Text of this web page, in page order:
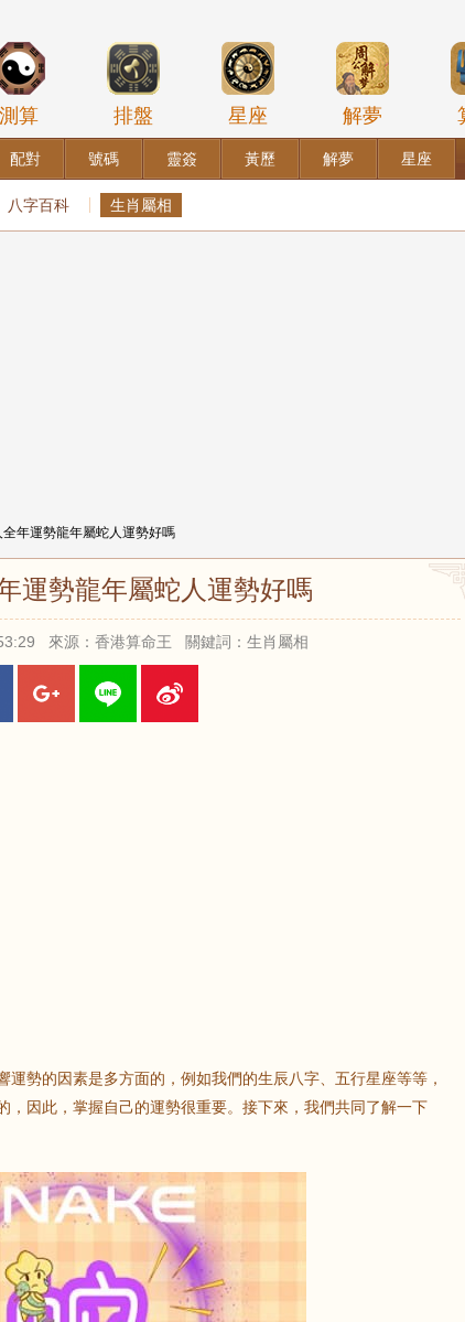
測算 排盤 星座 解夢
配對 號碼 靈簽 黃歷 解夢 星座
八字百科 生肖屬相
年運勢龍年屬蛇人運勢好嗎
運勢龍年屬蛇人運勢好嗎
來源：香港算命王 關鍵詞：生肖屬相
勢的因素是多方面的，例如我們的生辰八字、五行星座等等，
，因此，掌握自己的運勢很重要。接下來，我們共同了解一下